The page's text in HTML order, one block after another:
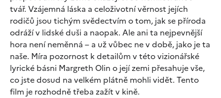
tvář. Vzájemná láska a celoživotní věrnost jejích
rodičů jsou tichým svědectvím o tom, jak se příroda
odráží v lidské duši a naopak. Ale ani ta nejpevnější
hora není neměnná – a už vůbec ne v době, jako je ta
naše. Míra pozornost k detailům v této vizionářské
lyrické básni Margreth Olin o její zemi přesahuje vše,
co jste dosud na velkém plátně mohli vidět. Tento
film je rozhodně třeba zažít v kině.